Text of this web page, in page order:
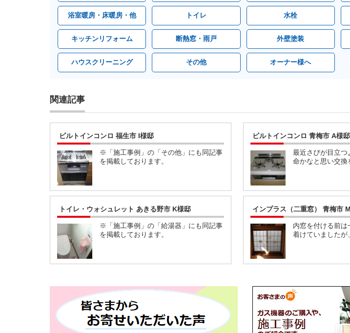
浴室暖房・床暖房・他 トイレ 水栓
キッチンリフォーム 断熱窓・雨戸 外壁塗装
ハウスクリーニング その他 オーナー様へ
関連記事
ビルトインコンロ 福生市 I様邸
※「施工事例」の「その他」にも同記事
を掲載しております。
ビルトインコンロ 青梅市 A様邸
最近さびが目立つ
命かなと思い交換
トイレ・ウォシュレット あきる野市 K様邸
※「施工事例」の「給湯器」にも同記事
を掲載しております。
インプラス（二重窓） 青梅市
内窓を付ける前
着けていましたが